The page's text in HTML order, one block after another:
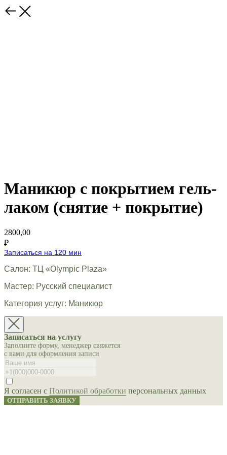
Маникюр с покрытием гель-
лаком (снятие + покрытие)
2800,00
₽
Записаться на 120 мин
Салон: ТЦ «Olympic Plaza»
Мастер: Русский специалист
Категория услуг: Маникюр
Записаться на услугу
Заполните форму, менеджер свяжется
с вами для оформления записи
Я согласен с Политикой обработки персональных данных
ОТПРАВИТЬ ЗАЯВКУ